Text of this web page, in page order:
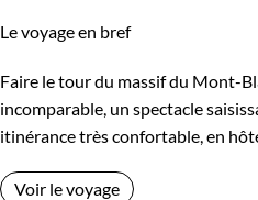
Le voyage en bref
Faire le tour du massif du Mont-
incomparable, un spectacle
itinérance très confortable, en
Voir le voyage